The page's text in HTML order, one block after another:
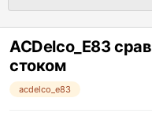
ACDelco_E83
стоком
acdelco_e83